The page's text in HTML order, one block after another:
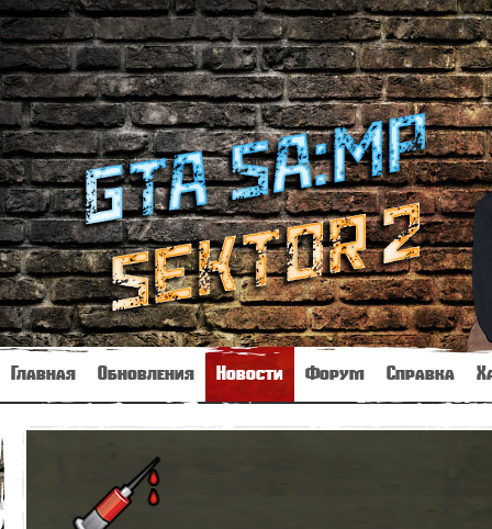
Главная Обновления Новости Форум Справка